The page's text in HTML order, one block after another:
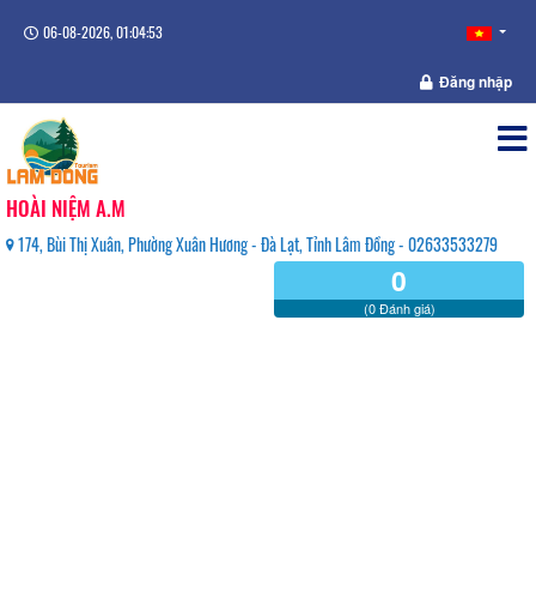
06-08-2026, 01:04:54
Đăng nhập
HOÀI NIỆM A.M
174, Bùi Thị Xuân, Phường Xuân Hương - Đà Lạt, Tỉnh Lâm Đồng - 02633533279
0
(0 Đánh giá)